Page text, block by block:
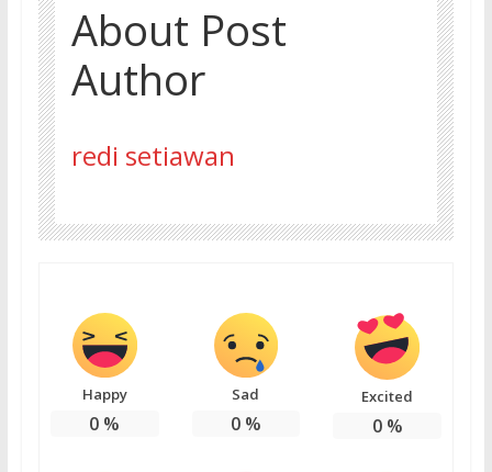
About Post
Author
redi setiawan
Happy
0 %
Sad
0%
Excited
0%